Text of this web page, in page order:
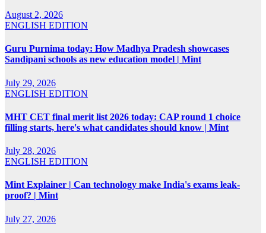
August 2, 2026
ENGLISH EDITION
Guru Purnima today: How Madhya Pradesh showcases
Sandipani schools as new education model | Mint
July 29, 2026
ENGLISH EDITION
MHT CET final merit list 2026 today: CAP round 1 choice
filling starts, here's what candidates should know | Mint
July 28, 2026
ENGLISH EDITION
Mint Explainer | Can technology make India's exams leak-
proof? | Mint
July 27, 2026